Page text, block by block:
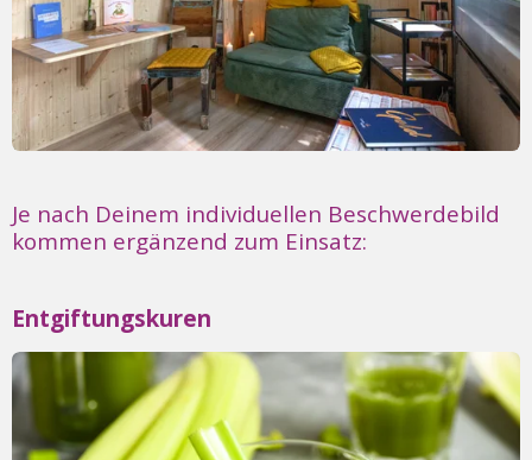
Je nach Deinem individuellen Beschwerdebild
kommen ergänzend zum Einsatz:
Entgiftungskuren